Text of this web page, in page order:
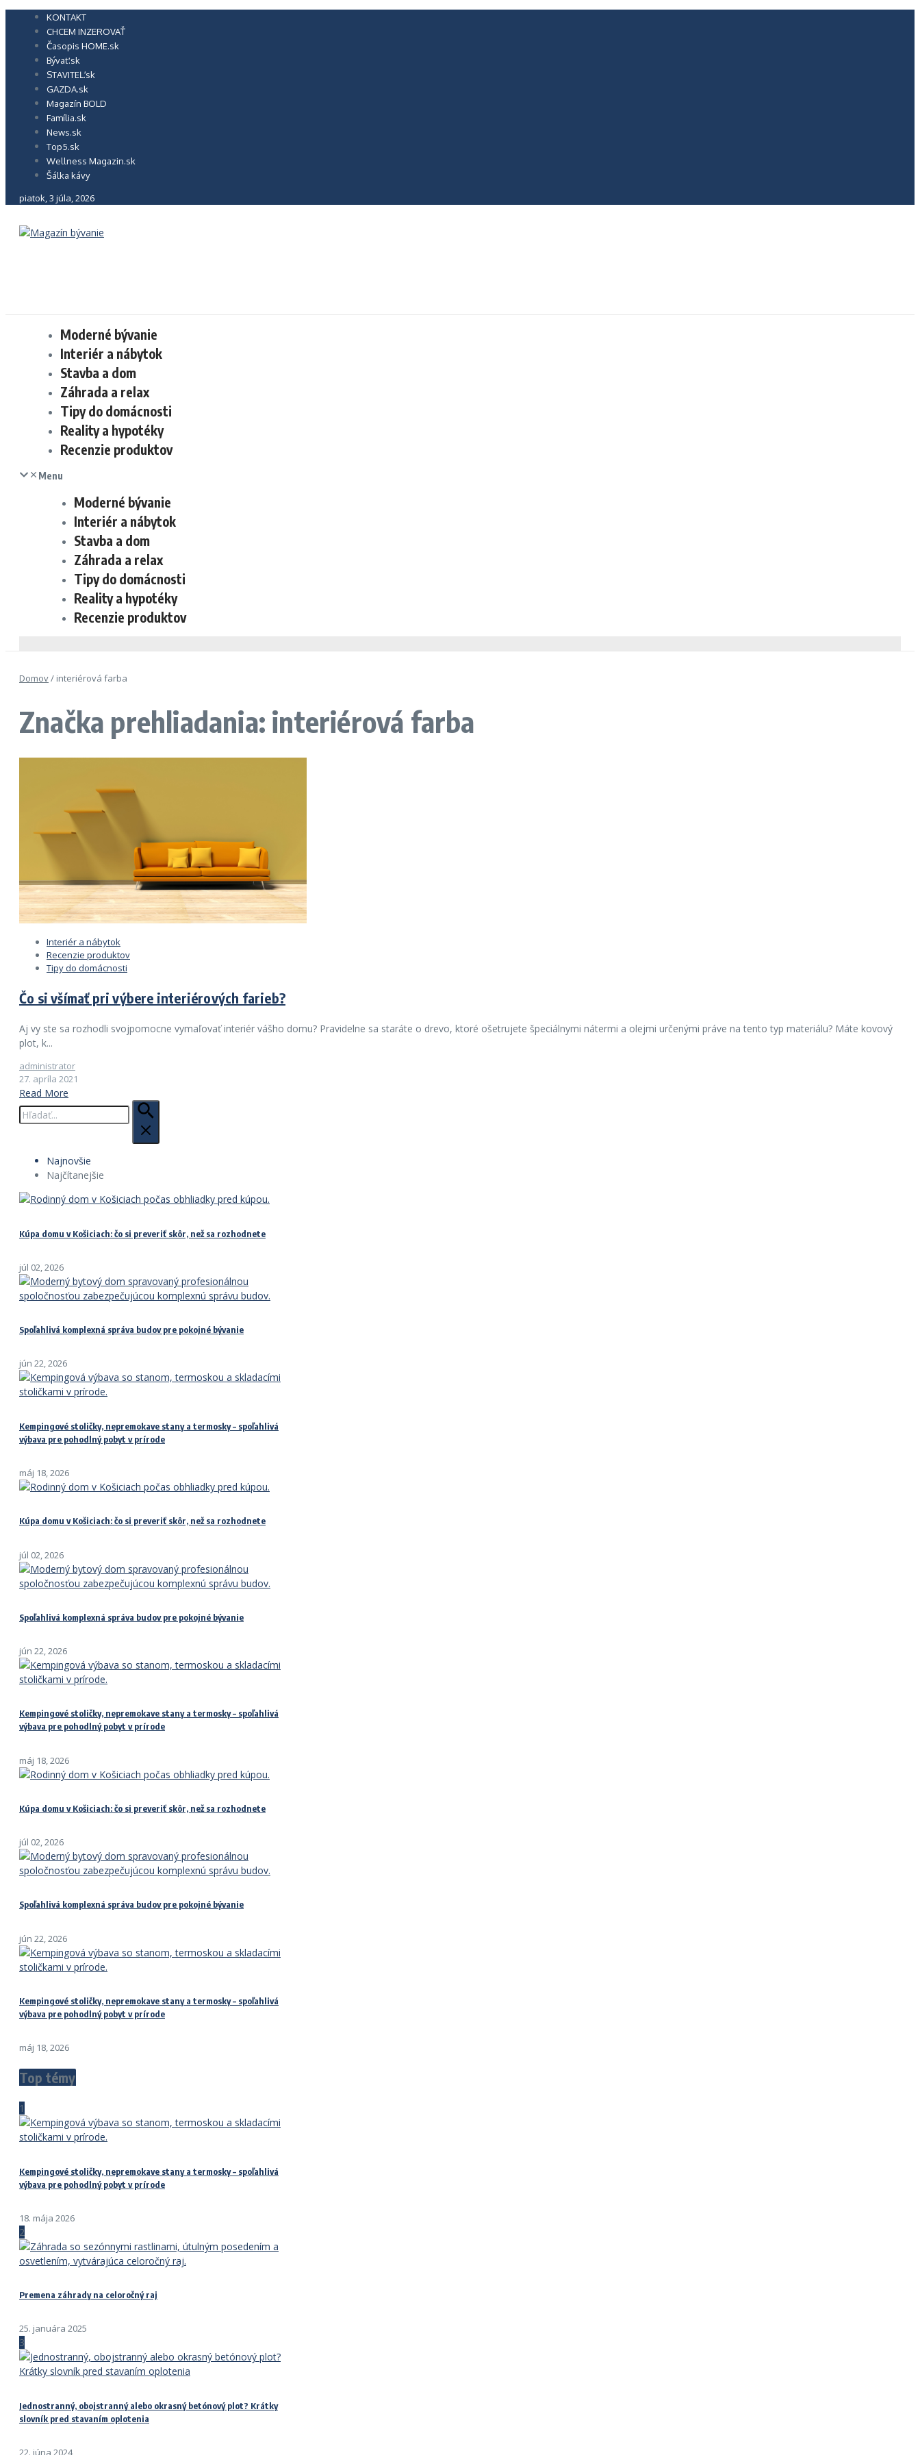
Preskočiť
KONTAKT
CHCEM INZEROVAŤ
Časopis HOME.sk
Bývať.sk
STAVITEĽ.sk
GAZDA.sk
Magazín BOLD
Família.sk
News.sk
Top5.sk
Wellness Magazin.sk
Šálka kávy
piatok, 3 júla, 2026
Moderné bývanie
Interiér a nábytok
Stavba a dom
Záhrada a relax
Tipy do domácnosti
Reality a hypotéky
Recenzie produktov
Menu
Moderné bývanie
Interiér a nábytok
Stavba a dom
Záhrada a relax
Tipy do domácnosti
Reality a hypotéky
Recenzie produktov
Domov/ interiérová farba
Značka prehliadania: interiérová farba
Interiér a nábytok
Recenzie produktov
Tipy do domácnosti
Čo si všímať pri výbere interiérových farieb?
Aj vy ste sa rozhodli svojpomocne vymaľovať interiér vášho domu? Pravidelne sa staráte o drevo, ktoré ošetrujete špeciálnymi nátermi a olejmi určenými práve na tento typ materiálu? Máte kovový
plot, k...
administrator
27. apríla 2021
Read More
Hľadať:
Najnovšie
Najčítanejšie
Kúpa domu v Košiciach: čo si preveriť skôr, než sa rozhodnete
júl 02, 2026
Spoľahlivá komplexná správa budov pre pokojné bývanie
jún 22, 2026
Kempingové stoličky, nepremokave stany a termosky – spoľahlivá
výbava pre pohodlný pobyt v prírode
máj 18, 2026
Kúpa domu v Košiciach: čo si preveriť skôr, než sa rozhodnete
júl 02, 2026
Spoľahlivá komplexná správa budov pre pokojné bývanie
jún 22, 2026
Kempingové stoličky, nepremokave stany a termosky – spoľahlivá
výbava pre pohodlný pobyt v prírode
máj 18, 2026
Kúpa domu v Košiciach: čo si preveriť skôr, než sa rozhodnete
júl 02, 2026
Spoľahlivá komplexná správa budov pre pokojné bývanie
jún 22, 2026
Kempingové stoličky, nepremokave stany a termosky – spoľahlivá
výbava pre pohodlný pobyt v prírode
máj 18, 2026
Top témy
1
Kempingové stoličky, nepremokave stany a termosky – spoľahlivá
výbava pre pohodlný pobyt v prírode
18. mája 2026
2
Premena záhrady na celoročný raj
25. januára 2025
3
Jednostranný, obojstranný alebo okrasný betónový plot? Krátky
slovník pred stavaním oplotenia
22. júna 2024